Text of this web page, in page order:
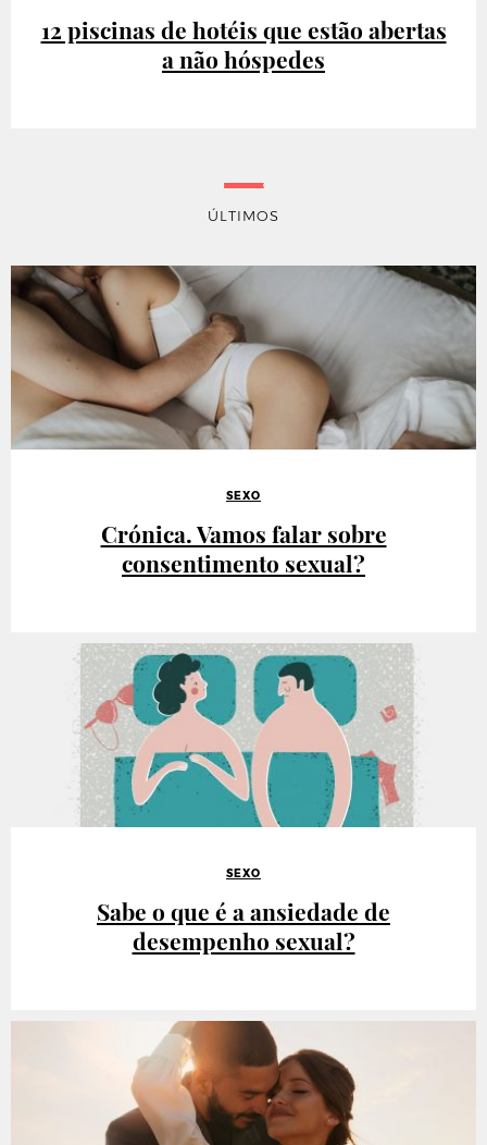
12 piscinas de hotéis que estão abertas
a não hóspedes
ÚLTIMOS
SEXO
Crónica. Vamos falar sobre
consentimento sexual?
SEXO
Sabe o que é a ansiedade de
desempenho sexual?